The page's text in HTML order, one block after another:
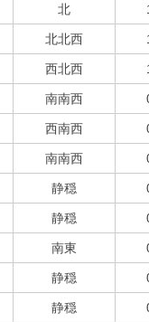
北
北北西
西北西
南南西
西南西
南南西
静穏
静穏
南東
静穏
静穏